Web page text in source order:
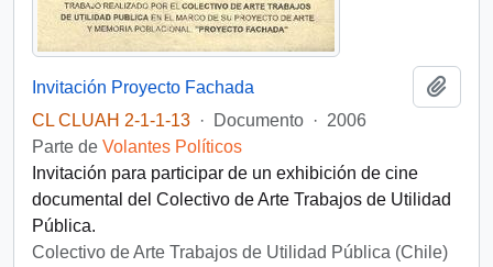
Invitación Proyecto Fachada
CL CLUAH 2-1-1-13 · Documento · 2006
Parte de Volantes Políticos
Invitación para participar de un exhibición de cine
documental del Colectivo de Arte Trabajos de Utilidad
Pública.
Colectivo de Arte Trabajos de Utilidad Pública (Chile)